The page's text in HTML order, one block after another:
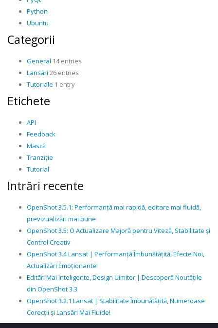
Python
Ubuntu
Categorii
General 14 entries
Lansări 26 entries
Tutoriale 1 entry
Etichete
API
Feedback
Mască
Tranziție
Tutorial
Intrări recente
OpenShot 3.5.1: Performanță mai rapidă, editare mai fluidă,
previzualizări mai bune
OpenShot 3.5: O Actualizare Majoră pentru Viteză, Stabilitate și
Control Creativ
OpenShot 3.4 Lansat | Performanță Îmbunătățită, Efecte Noi,
Actualizări Emoționante!
Editări Mai Inteligente, Design Uimitor | Descoperă Noutățile
din OpenShot 3.3
OpenShot 3.2.1 Lansat | Stabilitate Îmbunătățită, Numeroase
Corecții și Lansări Mai Fluide!